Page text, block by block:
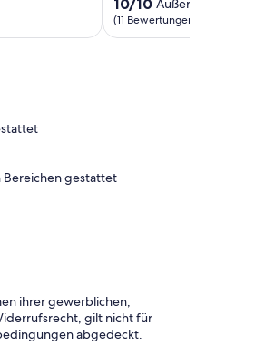
&
Dachterrasse
von
10,
10/10
(11 Bewertungen)
Bereichen gestattet
ihrer gewerblichen,
gilt nicht für
abgedeckt.